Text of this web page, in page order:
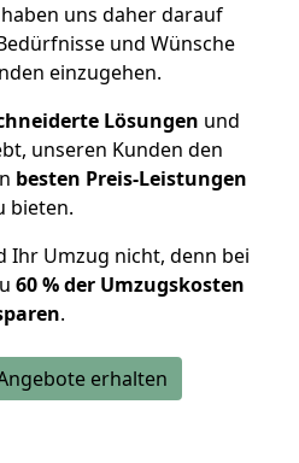
uns daher darauf
und Wünsche
einzugehen.
Lösungen und
unseren Kunden den
besten Preis-Leistungen
bieten.
Ihr Umzug nicht, denn bei
60 % der Umzugskosten
.
erhalten